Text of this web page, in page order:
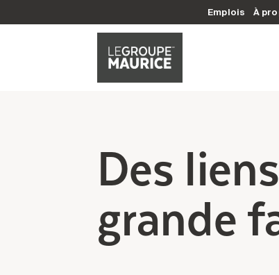
Emplois À
Des
grande